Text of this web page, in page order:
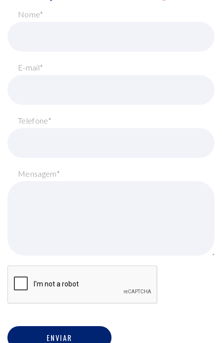
Nome*
E-mail*
Telefone*
Mensagem*
ENVIAR